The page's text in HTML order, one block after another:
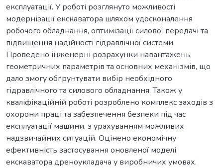
експлуатації. У роботі розглянуто можливості
модернізації екскаватора шляхом удосконалення
робочого обладнання, оптимізації силової передачі та
підвищення надійності гідравлічної системи.
Проведено інженерні розрахунки навантажень,
геометричних параметрів та основних механізмів, що
дало змогу обґрунтувати вибір необхідного
гідравлічного та силового обладнання. Також у
кваліфікаційній роботі розроблено комплекс заходів з
охорони праці та забезпечення безпеки під час
експлуатації машини, з урахуванням можливих
надзвичайних ситуацій. Оцінено економічну
ефективність застосування оновленої моделі
екскаватора дреноукладача у виробничих умовах.